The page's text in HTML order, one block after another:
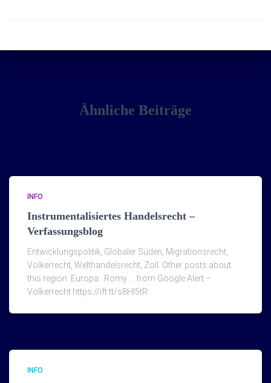
Ähnliche Beiträge
INFO
Instrumentalisiertes Handelsrecht –
Verfassungsblog
Entwicklungspolitik, Globaler Süden, Migrationsrecht,
Völkerrecht, Welthandelsrecht, Zoll. Other posts about
this region: Europa · Romy … from Google Alert –
Völkerrecht https://ift.tt/s8Hl5tR
INFO